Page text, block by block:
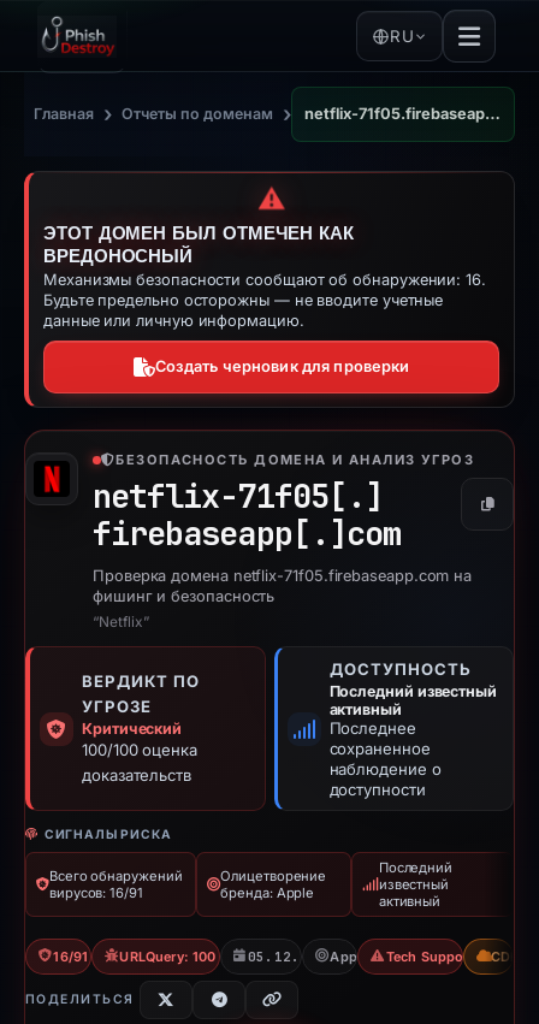
RU
Главная › Отчеты по доменам › netflix-71f05.firebaseapp.com
⚠️
ЭТОТ ДОМЕН БЫЛ ОТМЕЧЕН КАК
ВРЕДОНОСНЫЙ
Механизмы безопасности сообщают об обнаружении: 16.
Будьте предельно осторожны — не вводите учетные
данные или личную информацию.
Создать черновик для проверки
БЕЗОПАСНОСТЬ ДОМЕНА И АНАЛИЗ УГРОЗ
netflix-71f05[.]
firebaseapp[.] com
Проверка домена netflix-71f05.firebaseapp.com на
фишинг и безопасность
“Netflix”
ВЕРДИКТ ПО
УГРОЗЕ
Критический
100/100 оценка
доказательств
ДОСТУПНОСТЬ
Последний известный
активный
Последнее
сохраненное
наблюдение о
доступности
СИГНАЛЫ РИСКА
Всего обнаружений
вирусов: 16/91
Олицетворение
бренда: Apple
Последний
известный
активный
16/91 VT URLQuery: 100 detections05.12.2025Apple Tech Support Scam
CDN
ПОДЕЛИТЬСЯ